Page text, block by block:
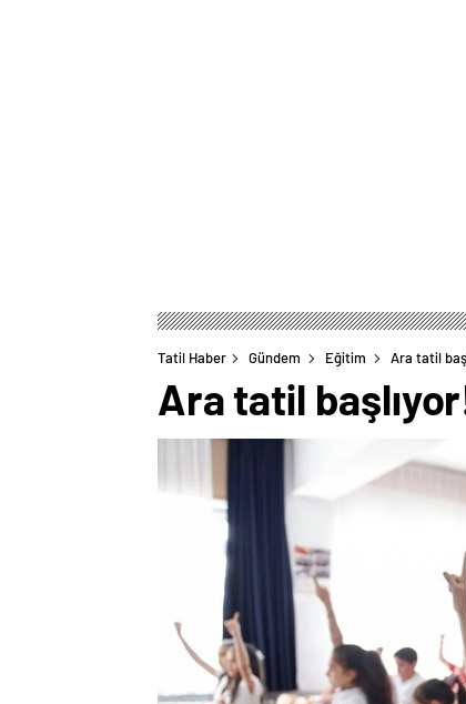
Tatil Haber Gündem Eğitim Ara tatil
Ara tatil